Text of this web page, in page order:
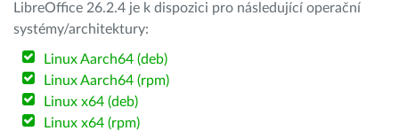
LibreOffice 26.2.4 je k dispozici pro následující operační
systémy/architektury:
Linux Aarch64 (deb)
Linux Aarch64 (rpm)
Linux x64 (deb)
Linux x64 (rpm)